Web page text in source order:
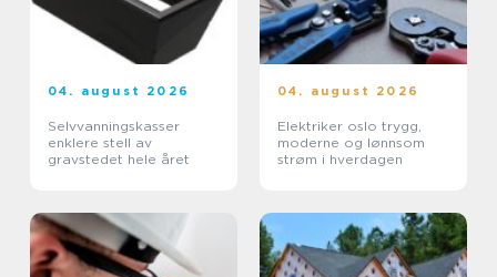
04. august 2026
Selvvanningskasser
enklere stell av
gravstedet hele året
04. august 2026
Elektriker oslo trygg,
moderne og lønnsom
strøm i hverdagen